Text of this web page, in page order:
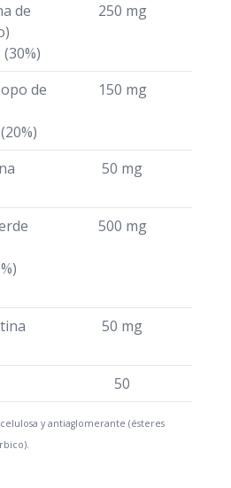
de
250 mg
de
150 mg
50 mg
500 mg
50 mg
50
y antiaglomerante (ésteres